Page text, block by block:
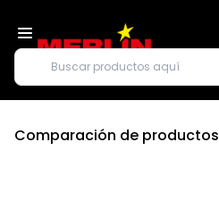
Buscar
Comparación de productos